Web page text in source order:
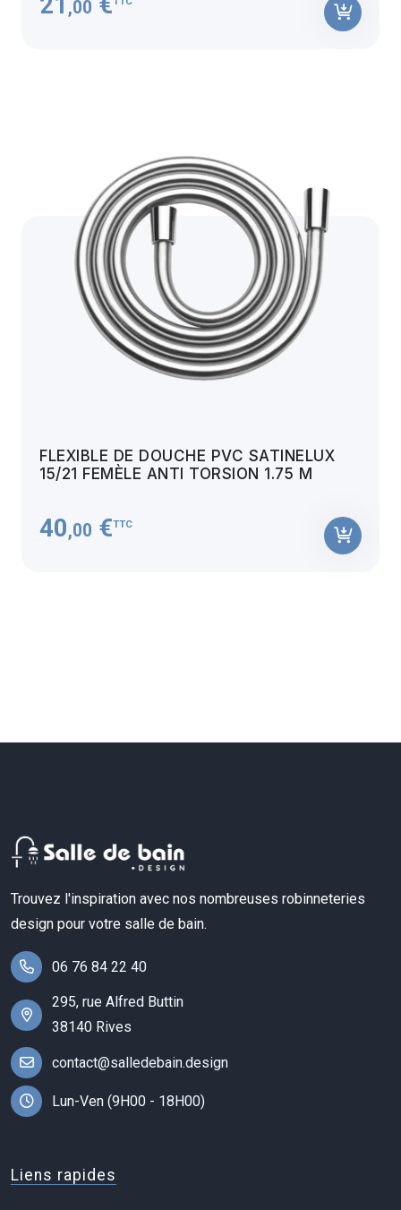
,00
FLEXIBLE DE DOUCHE PVC SATINELUX
15/21 FEMÈLE ANTI TORSION 1.75 M
40,00 €TTC
Trouvez l'inspiration avec nos nombreuses robinneteries
design pour votre salle de bain.
06 76 84 22 40
295, rue Alfred Buttin
38140 Rives
contact@salledebain.design
Lun-Ven (9H00 - 18H00)
Liens rapides